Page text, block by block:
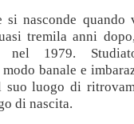
si nasconde quando
tremila anni
nel 1979.
banale e
luogo di
di nascita.